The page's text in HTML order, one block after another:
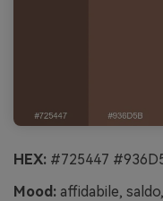
HEX: #725447
Mood: affidabile,